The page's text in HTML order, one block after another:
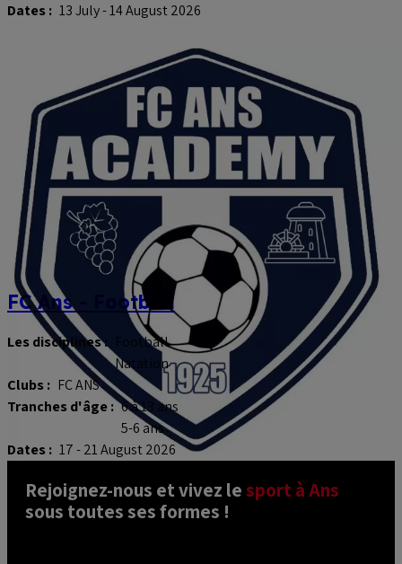
Dates : 13 July - 14 August 2026
FC Ans - Football
Les disciplines : Football
Natation
Clubs : FC ANS
Tranches d'âge : 6 à 13 ans
5-6 ans
Dates : 17 - 21 August 2026
Rejoignez-nous et vivez le sport à Ans
sous toutes ses formes !